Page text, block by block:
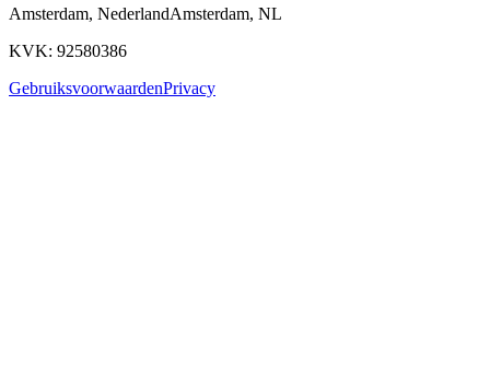
Amsterdam, NederlandAmsterdam, NL
KVK: 92580386
GebruiksvoorwaardenPrivacy